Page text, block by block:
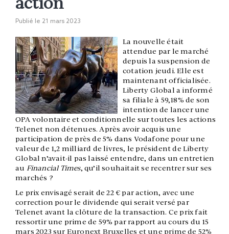
Publié le 21 mars 2023
La nouvelle était
attendue par le marché
depuis la suspension de
cotation jeudi. Elle est
maintenant officialisée.
Liberty Global a informé
sa filiale à 59,18% de son
intention de lancer une
OPA volontaire et conditionnelle sur toutes les actions
Telenet non détenues. Après avoir acquis une
participation de près de 5% dans Vodafone pour une
valeur de 1,2 milliard de livres, le président de Liberty
Global n’avait-il pas laissé entendre, dans un entretien
au Financial Times, qu’il souhaitait se recentrer sur ses
marchés ?
Le prix envisagé serait de 22 € par action, avec une
correction pour le dividende qui serait versé par
Telenet avant la clôture de la transaction. Ce prix fait
ressortir une prime de 59% par rapport au cours du 15
mars 2023 sur Euronext Bruxelles et une prime de 52%